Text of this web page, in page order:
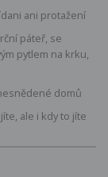
ani protažení
páteř, se
pytlem na krku,
domů
ale i kdy to jíte